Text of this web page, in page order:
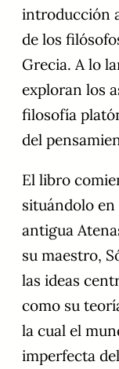
introducción
de los
Grecia. A lo
exploran los
filosofía
del
El libro
situándolo
antigua
su maestro,
las ideas
como su
la cual el
imperfecta